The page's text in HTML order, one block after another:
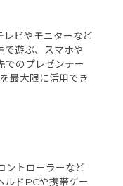
ビやモニターなど
で遊ぶ、スマホや
でのプレゼンテー
最大限に活用でき
ントローラーなど
ルドPCや携帯ゲー